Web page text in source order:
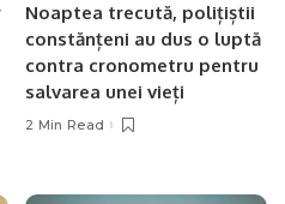
Noaptea trecută, polițiștii
constănțeni au dus o luptă
contra cronometru pentru
salvarea unei vieți
2 Min Read